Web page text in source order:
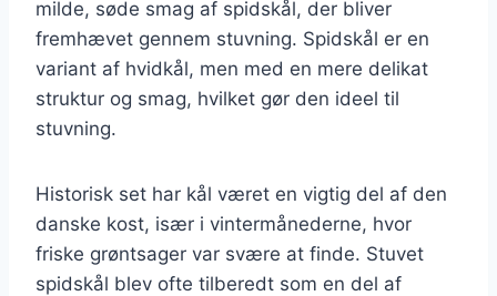
milde, søde smag af spidskål, der bliver
fremhævet gennem stuvning. Spidskål er en
variant af hvidkål, men med en mere delikat
struktur og smag, hvilket gør den ideel til
stuvning.
Historisk set har kål været en vigtig del af den
danske kost, især i vintermånederne, hvor
friske grøntsager var svære at finde. Stuvet
spidskål blev ofte tilberedt som en del af